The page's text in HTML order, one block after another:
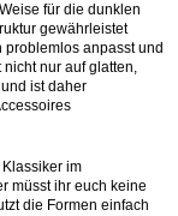
für die dunklen
gewährleistet
anpasst und
nur auf glatten,
ist daher
im
müsst ihr euch keine
die Formen einfach